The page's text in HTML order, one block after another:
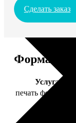
Сделать заказ
Форматы и
Услуга
печать фото 10х15